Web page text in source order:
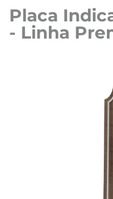
Placa
- Linha